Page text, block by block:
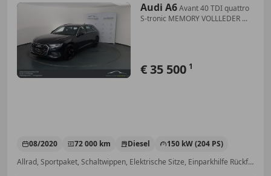
Audi A6Avant 40 TDI quattro
S-tronic MEMORY VOLLLEDER ...
€ 35 500 1
08/2020 72 000 km Diesel
150 kW (204 PS)
Allrad, Sportpaket, Schaltwippen, Elektrische Sitze, Einparkhilfe Rückfahrkamera, 4-Zonen-Klimaautomatik, Getönte Scheiben, Scheckheftgepflegt